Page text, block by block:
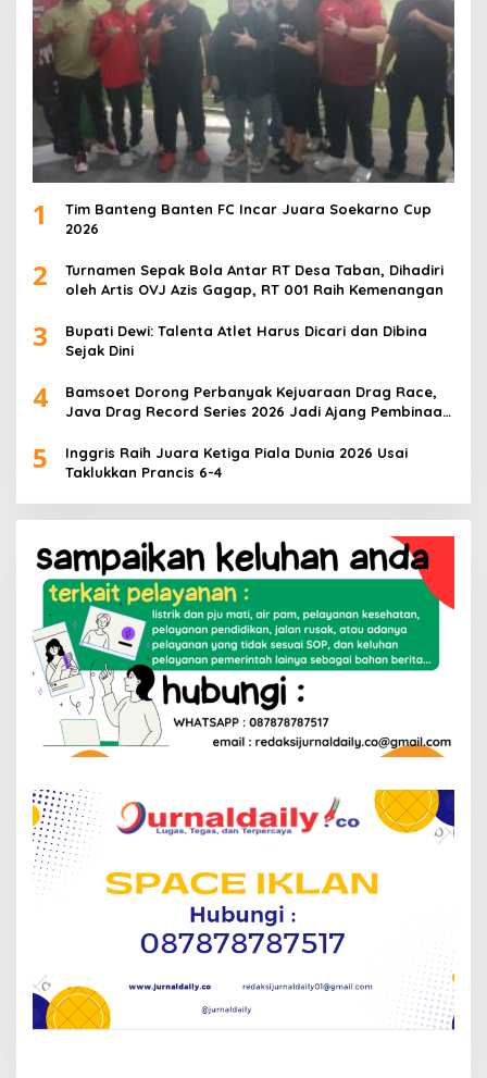
1
Tim Banteng Banten FC Incar Juara Soekarno Cup
2026
2
Turnamen Sepak Bola Antar RT Desa Taban, Dihadiri
oleh Artis OVJ Azis Gagap, RT 001 Raih Kemenangan
3
Bupati Dewi: Talenta Atlet Harus Dicari dan Dibina
Sejak Dini
4
Bamsoet Dorong Perbanyak Kejuaraan Drag Race,
Java Drag Record Series 2026 Jadi Ajang Pembinaan
5
Inggris Raih Juara Ketiga Piala Dunia 2026 Usai
Taklukkan Prancis 6-4